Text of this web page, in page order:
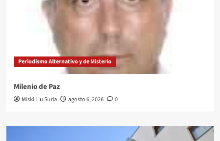
Periodismo Alternativo y de Misterio
Milenio de Paz
Miski Liu Suria agosto 6, 2026 0